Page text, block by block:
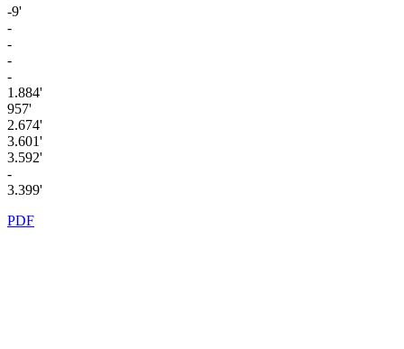
-9'
-
-
-
-
1.884'
957'
2.674'
3.601'
3.592'
-
3.399'
PDF